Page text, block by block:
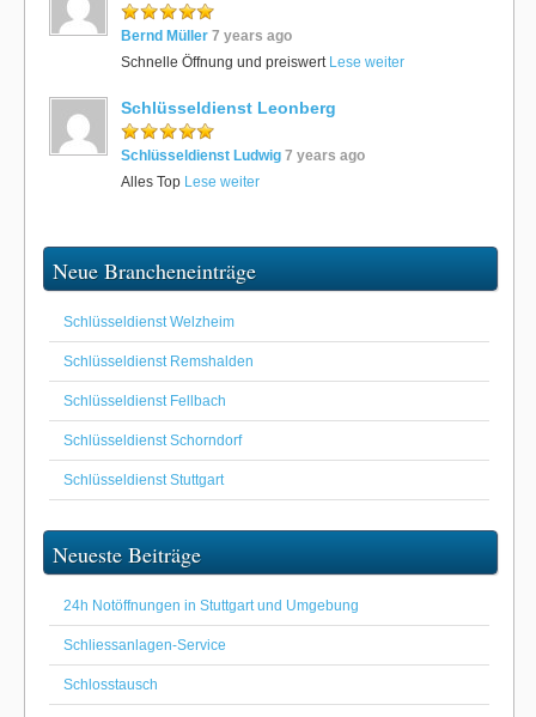
Bernd Müller 7 years ago
Schnelle Öffnung und preiswert Lese weiter
Schlüsseldienst Leonberg
Schlüsseldienst Ludwig 7 years ago
Alles Top Lese weiter
Neue Brancheneinträge
Schlüsseldienst Welzheim
Schlüsseldienst Remshalden
Schlüsseldienst Fellbach
Schlüsseldienst Schorndorf
Schlüsseldienst Stuttgart
Neueste Beiträge
24h Notöffnungen in Stuttgart und Umgebung
Schliessanlagen-Service
Schlosstausch